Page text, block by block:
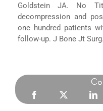
Goldstein JA. No
decompression and
one hundred patients
follow-up. J Bone Jt